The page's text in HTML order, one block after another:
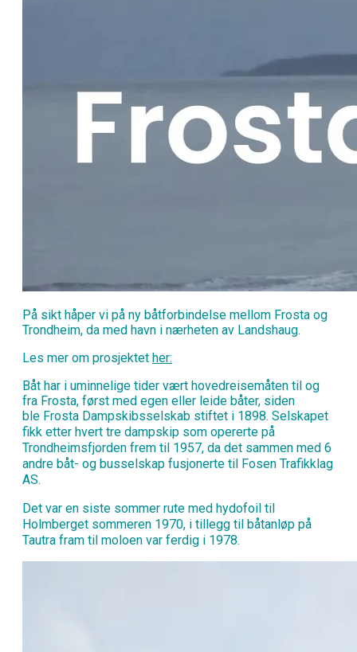
På sikt håper vi på ny båtforbindelse mellom Frosta og
Trondheim, da med havn i nærheten av Landshaug.
Les mer om prosjektet her:
Båt har i uminnelige tider vært hovedreisemåten til og
fra Frosta, først med egen eller leide båter, siden
ble Frosta Dampskibsselskab stiftet i 1898. Selskapet
fikk etter hvert tre dampskip som opererte på
Trondheimsfjorden frem til 1957, da det sammen med 6
andre båt- og busselskap fusjonerte til Fosen Trafikklag
AS.
Det var en siste sommer rute med hydofoil til
Holmberget sommeren 1970, i tillegg til båtanløp på
Tautra fram til moloen var ferdig i 1978.